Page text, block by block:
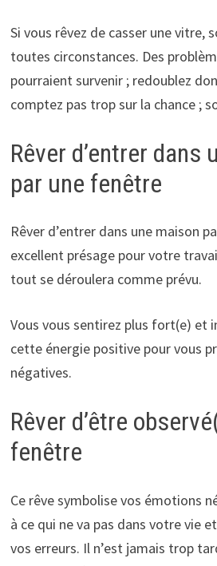
Si vous rêvez de casser une vitre,
toutes circonstances. Des
pourraient survenir ; redoublez
comptez pas trop sur la chance ;
Rêver d’entrer dans
par une fenêtre
Rêver d’entrer dans une maison
excellent présage pour votre
tout se déroulera comme prévu.
Vous vous sentirez plus fort(e) et
cette énergie positive pour vous
négatives.
Rêver d’être
fenêtre
Ce rêve symbolise vos émotions
à ce qui ne va pas dans votre vie
vos erreurs. Il n’est jamais trop